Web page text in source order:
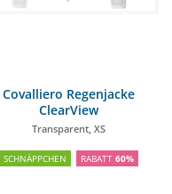
Covalliero Regenjacke
ClearView
Transparent, XS
SCHNÄPPCHEN RABATT60%